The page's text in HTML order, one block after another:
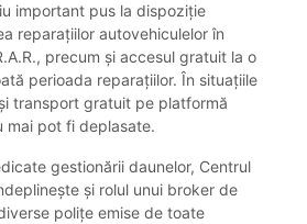
important pus la dispoziție
reparațiilor autovehiculelor în
precum și accesul gratuit la o
perioada reparațiilor. În situațiile
transport gratuit pe platformă
mai pot fi deplasate.
gestionării daunelor, Centrul
și rolul unui broker de
polițe emise de toate